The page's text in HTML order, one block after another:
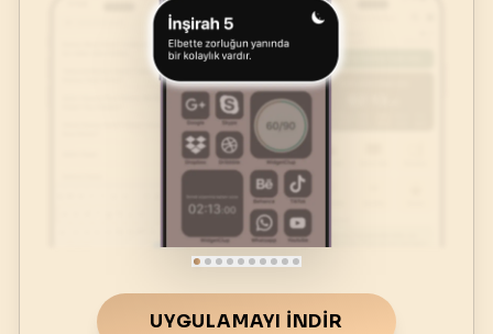
UYGULAMAYI İNDIR